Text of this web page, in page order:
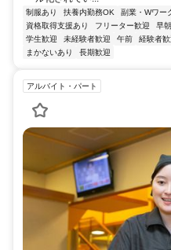
制服あり 扶養内勤務OK 副業・Wワー
資格取得支援あり
フリーター歓迎 早朝
学生歓迎
未経験者歓迎 午前 経験者歓
まかないあり
長期歓迎
アルバイト・パート